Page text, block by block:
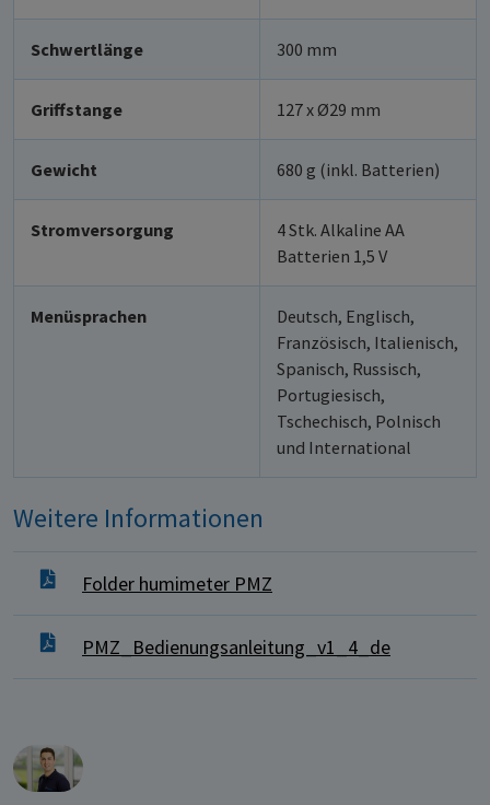
Schwertlänge 300 mm
Griffstange 127 x Ø29 mm
Gewicht 680 g (inkl. Batterien)
Stromversorgung
4 Stk. Alkaline AA
Batterien 1,5 V
Menüsprachen
Deutsch, Englisch,
Französisch, Italienisch,
Spanisch, Russisch,
Portugiesisch,
Tschechisch, Polnisch
und International
Weitere Informationen
Folder humimeter PMZ
PMZ_Bedienungsanleitung_v1_4_de